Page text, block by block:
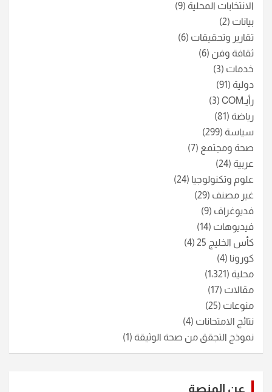
الانتخابات المحلية (9)
بيانات (2)
تقارير وتحقيقات (6)
ثقافة وفن (6)
خدمات (3)
دولية (91)
رأيـCOM
(3)
رياضة (81)
سياسة (299)
صحة ومجتمع (7)
عربية (24)
علوم وتكنولوجيا (24)
غير مصنف (29)
فديوغراف (9)
فيديوهات (14)
كأس الخليج 25
(4)
كورونا (4)
محلية (1٬321)
مقالات (17)
منوعات (25)
نتائج الامتحانات (4)
نموذج التجقق من صحة الوثيقة (1)
عن المنصة